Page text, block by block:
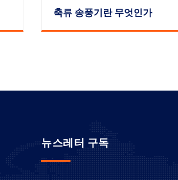
축류 송풍기란 무엇인가
뉴스레터 구독